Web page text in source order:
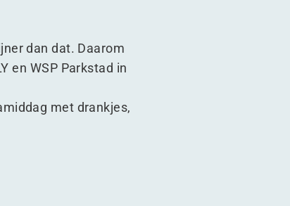
dan dat. Daarom
en WSP Parkstad in
met drankjes,